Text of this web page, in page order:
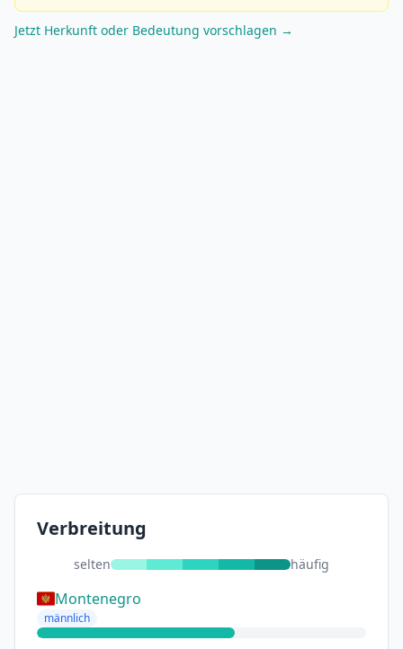
Jetzt Herkunft oder Bedeutung vorschlagen →
Verbreitung
selten häufig
Montenegro
männlich